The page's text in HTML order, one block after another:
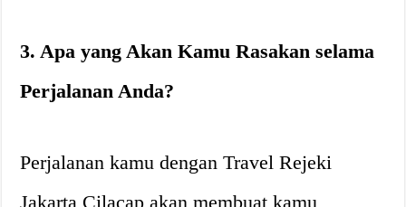
3. Apa yang Akan Kamu Rasakan selama
Perjalanan Anda?
Perjalanan kamu dengan Travel Rejeki
Jakarta Cilacap akan membuat kamu